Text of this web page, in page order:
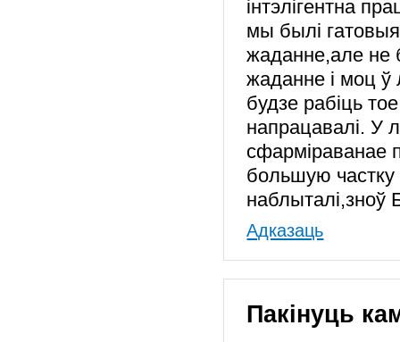
інтэлігентна
мы былі гатовыя
жаданне,але не
жаданне і моц
будзе рабіць
напрацавалі. У
сфарміраванае
большую частку
наблыталі,зноў
Адказаць
Пакінуць